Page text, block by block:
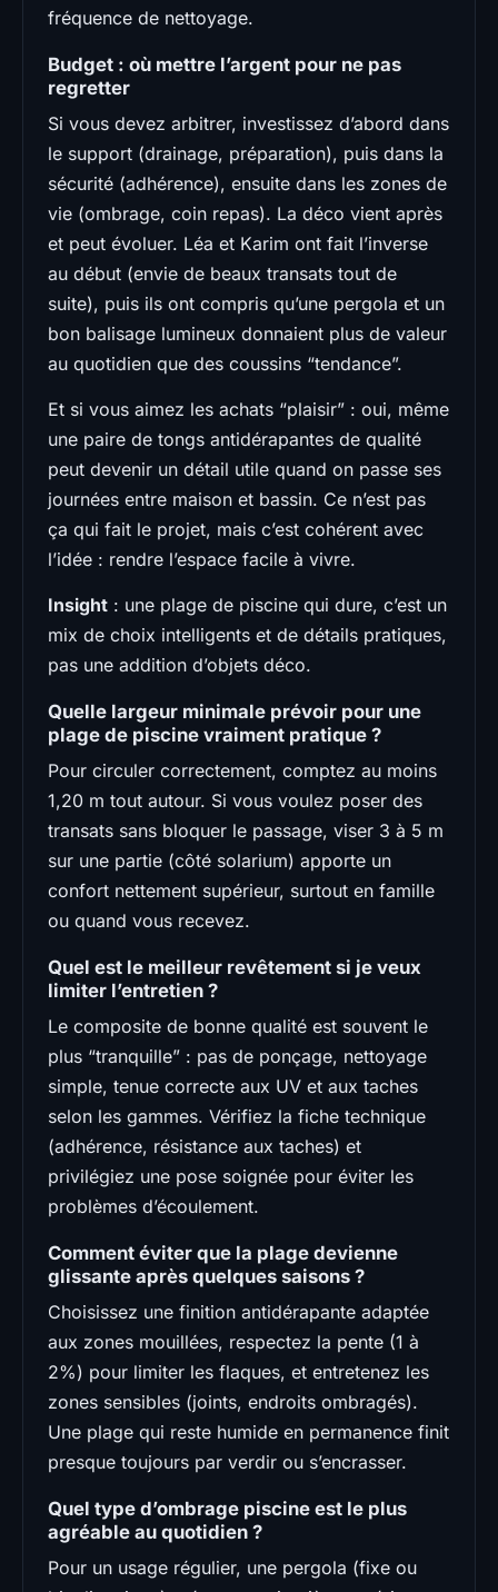
fréquence de nettoyage.
Budget : où mettre l’argent pour ne pas
regretter
Si vous devez arbitrer, investissez d’abord dans
le support (drainage, préparation), puis dans la
sécurité (adhérence), ensuite dans les zones de
vie (ombrage, coin repas). La déco vient après
et peut évoluer. Léa et Karim ont fait l’inverse
au début (envie de beaux transats tout de
suite), puis ils ont compris qu’une pergola et un
bon balisage lumineux donnaient plus de valeur
au quotidien que des coussins “tendance”.
Et si vous aimez les achats “plaisir” : oui, même
une paire de tongs antidérapantes de qualité
peut devenir un détail utile quand on passe ses
journées entre maison et bassin. Ce n’est pas
ça qui fait le projet, mais c’est cohérent avec
l’idée : rendre l’espace facile à vivre.
Insight : une plage de piscine qui dure, c’est un
mix de choix intelligents et de détails pratiques,
pas une addition d’objets déco.
Quelle largeur minimale prévoir pour une
plage de piscine vraiment pratique ?
Pour circuler correctement, comptez au moins
1,20 m tout autour. Si vous voulez poser des
transats sans bloquer le passage, viser 3 à 5 m
sur une partie (côté solarium) apporte un
confort nettement supérieur, surtout en famille
ou quand vous recevez.
Quel est le meilleur revêtement si je veux
limiter l’entretien ?
Le composite de bonne qualité est souvent le
plus “tranquille” : pas de ponçage, nettoyage
simple, tenue correcte aux UV et aux taches
selon les gammes. Vérifiez la fiche technique
(adhérence, résistance aux taches) et
privilégiez une pose soignée pour éviter les
problèmes d’écoulement.
Comment éviter que la plage devienne
glissante après quelques saisons ?
Choisissez une finition antidérapante adaptée
aux zones mouillées, respectez la pente (1 à
2%) pour limiter les flaques, et entretenez les
zones sensibles (joints, endroits ombragés).
Une plage qui reste humide en permanence finit
presque toujours par verdir ou s’encrasser.
Quel type d’ombrage piscine est le plus
agréable au quotidien ?
Pour un usage régulier, une pergola (fixe ou